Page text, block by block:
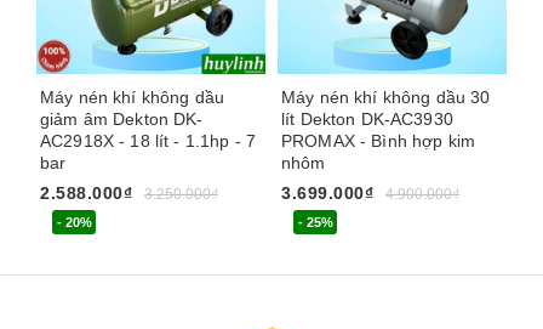
Máy nén khí không dầu
giảm âm Dekton DK-
AC2918X - 18 lít - 1.1hp - 7
bar
2.588.000₫
3.250.000₫
- 20%
Máy nén khí không dầu 30
lít Dekton DK-AC3930
PROMAX - Bình hợp kim
nhôm
3.699.000₫
4.900.000₫
- 25%